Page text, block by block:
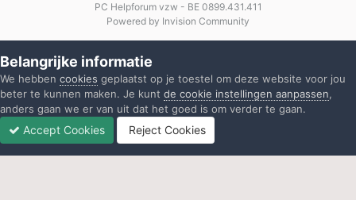
PC Helpforum vzw - BE 0899.431.411
Powered by Invision Community
Belangrijke informatie
We hebben cookies geplaatst op je toestel om deze website voor jou
beter te kunnen maken. Je kunt de cookie instellingen aanpassen,
anders gaan we er van uit dat het goed is om verder te gaan.
Accept Cookies Reject Cookies
Ongelezen